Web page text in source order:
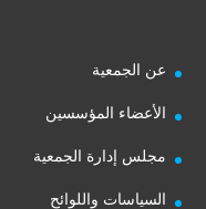
عن الجمعية
الأعضاء المؤسسين
مجلس إدارة الجمعية
السياسات واللوائح